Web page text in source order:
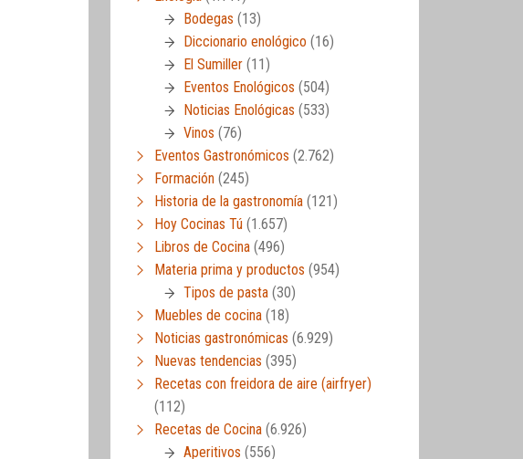
Bodegas (13)
Diccionario enológico (16)
El Sumiller (11)
Eventos Enológicos (504)
Noticias Enológicas (533)
Vinos (76)
Eventos Gastronómicos (2.762)
Formación (245)
Historia de la gastronomía (121)
Hoy Cocinas Tú (1.657)
Libros de Cocina (496)
Materia prima y productos (954)
Tipos de pasta (30)
Muebles de cocina (18)
Noticias gastronómicas (6.929)
Nuevas tendencias (395)
Recetas con freidora de aire (airfryer)
(112)
Recetas de Cocina (6.926)
Aperitivos (556)